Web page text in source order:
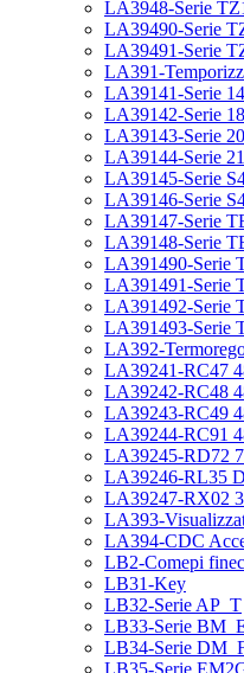
LA3948-Serie
LA39490-Serie
LA39491-Serie
LA391-
LA39141-Serie
LA39142-Serie
LA39143-Serie
LA39144-Serie
LA39145-Serie
LA39146-Serie
LA39147-Serie
LA39148-Serie
LA391490-Serie
LA391491-Serie
LA391492-Serie
LA391493-Serie
LA392-
LA39241-RC47
LA39242-RC48
LA39243-RC49
LA39244-RC91
LA39245-RD72
LA39246-RL35
LA39247-RX02
LA393-
LA394-CDC
LB2-Comepi
LB31-Key
LB32-Serie AP_T
LB33-Serie
LB34-Serie
LB35-Serie